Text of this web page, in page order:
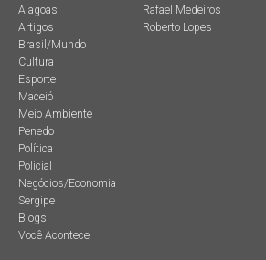
Alagoas
Artigos
Brasil/Mundo
Cultura
Esporte
Maceió
Meio Ambiente
Penedo
Política
Policial
Negócios/Economia
Sergipe
Blogs
Você Acontece
Rafael Medeiros
Roberto Lopes